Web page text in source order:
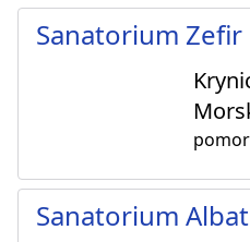
Sanatorium Zefir
Sanatorium